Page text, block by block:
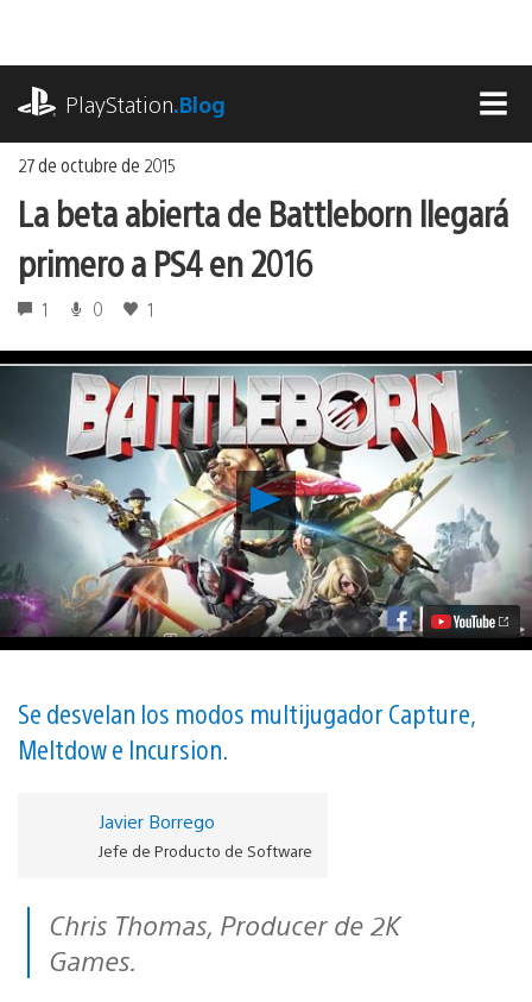
contenido
PlayStation.Blog
27 de octubre de 2015
La beta abierta de Battleborn llegará
primero a PS4 en 2016
1 0 1
Reproducir
La
beta
abierta
de
Battleborn
llegará
primero
en
2016
Se desvelan los modos multijugador Capture,
Meltdow e Incursion.
Javier Borrego
Jefe de Producto de Software
Chris Thomas, Producer de 2K
Games.